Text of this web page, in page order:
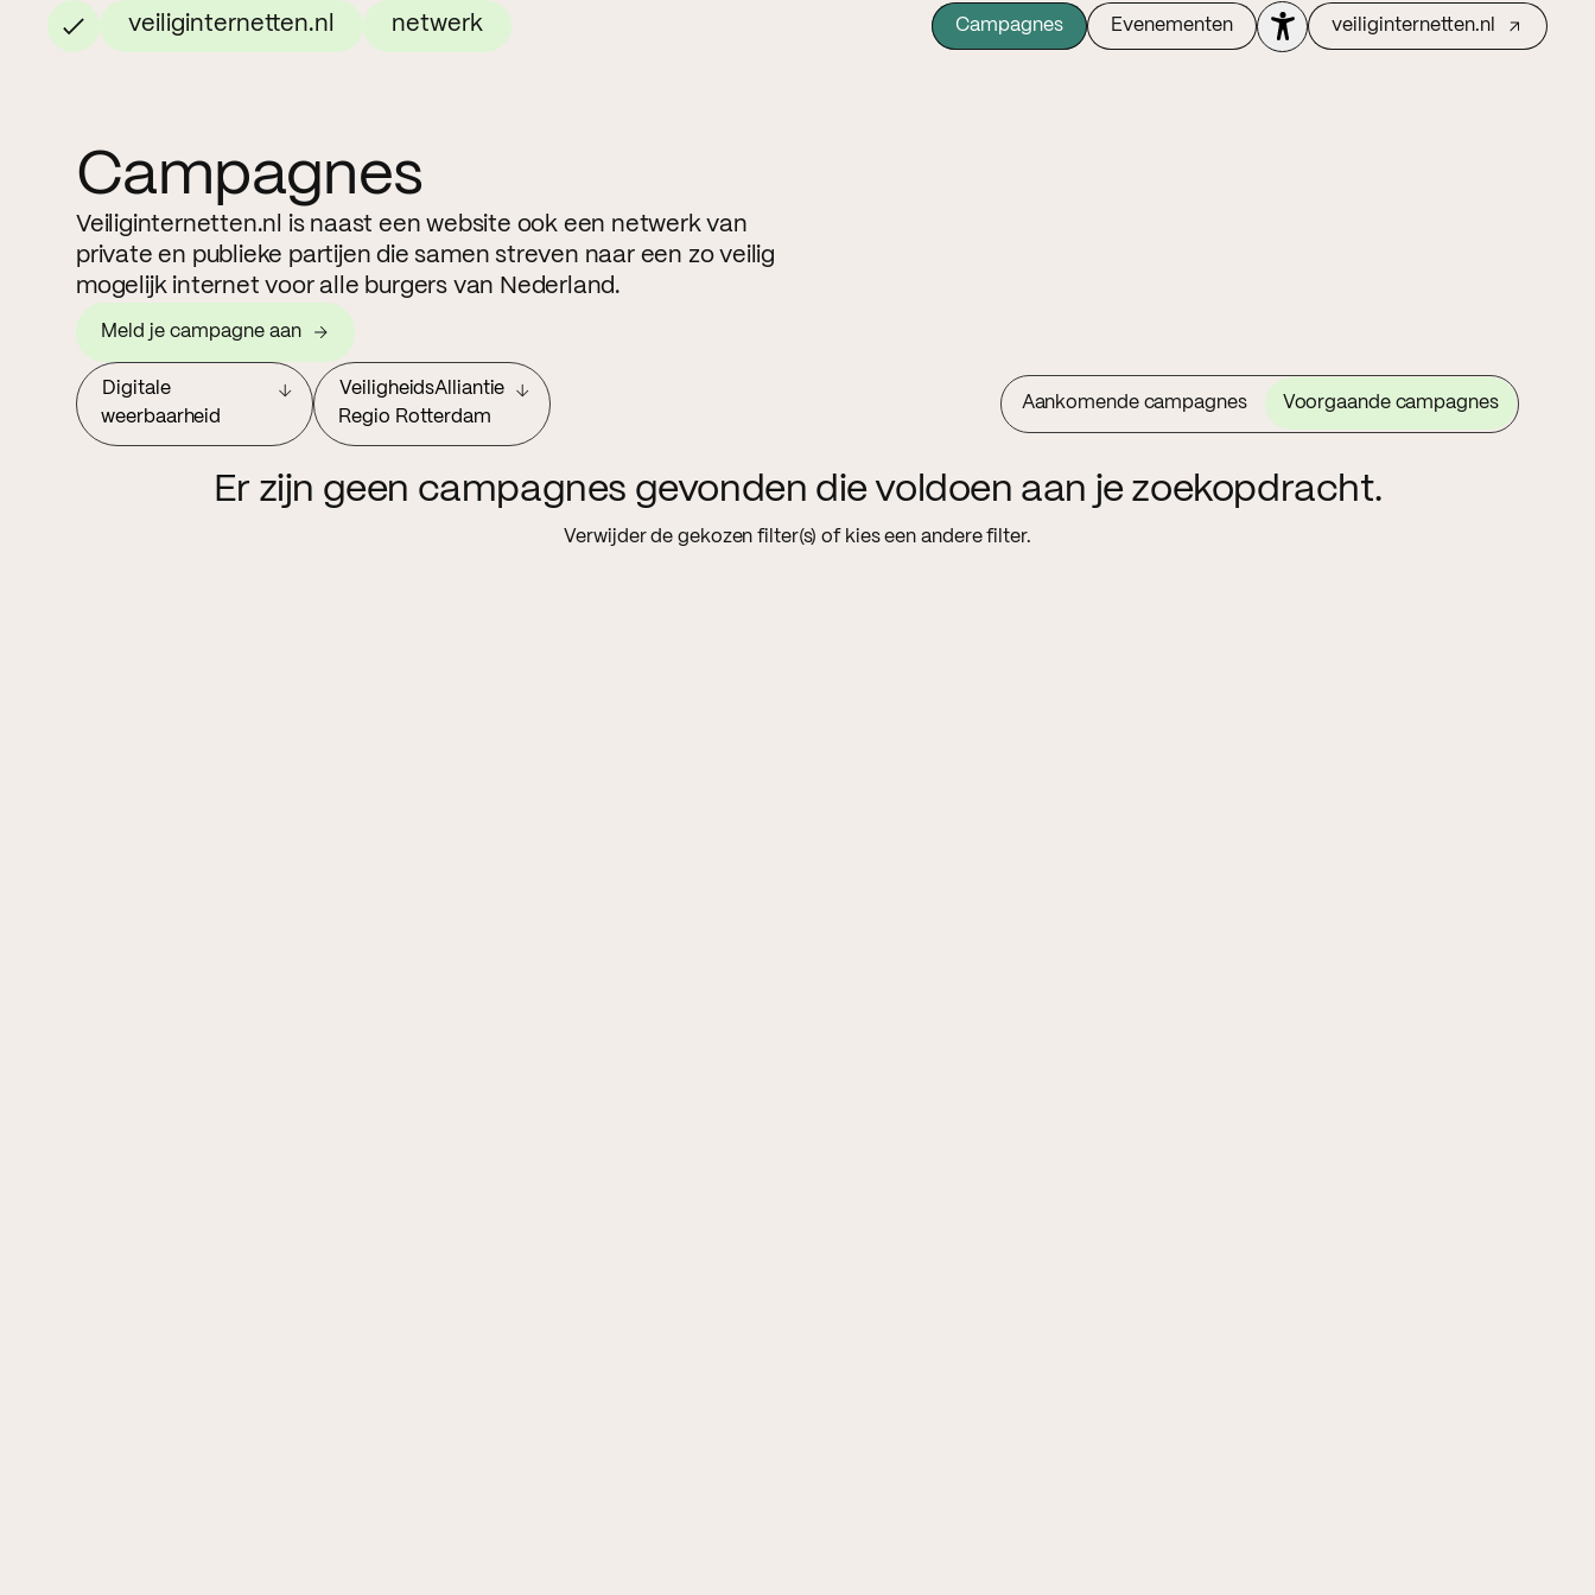
veiliginternetten.nl netwerk Campagnes Evenementen veiliginternetten.nl
Campagnes
Veiliginternetten.nl is naast een website ook een netwerk van
private en publieke partijen die samen streven naar een zo veilig
mogelijk internet voor alle burgers van Nederland.
Meld je campagne aan
Digitale
weerbaarheid
VeiligheidsAlliantie
Regio Rotterdam
Aankomende campagnes Voorgaande campagnes
Er zijn geen campagnes gevonden die voldoen aan je zoekopdracht.
Verwijder de gekozen filter(s) of kies een andere filter.